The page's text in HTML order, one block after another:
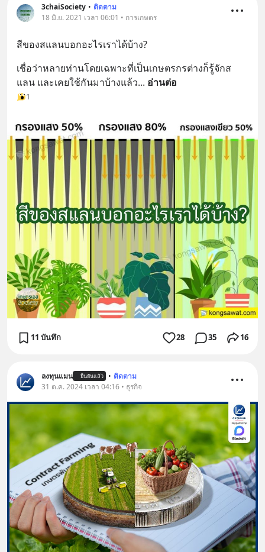
3chaiSociety • ติดตาม
18 มิ.ย. 2021 เวลา 06:01 • การเกษตร
สีของสแลนบอกอะไรเราได้บ้าง?
เชื่อว่าหลายท่านโดยเฉพาะที่เป็นเกษตรกรต่างก็รู้จักส
แลน และเคยใช้กันมาบ้างแล้ว... อ่านต่อ
1
11 บันทึก 28 35 16
ลงทุนแมน ยืนยันแล้ว • ติดตาม
31 ต.ค. 2024 เวลา 04:16 • ธุรกิจ